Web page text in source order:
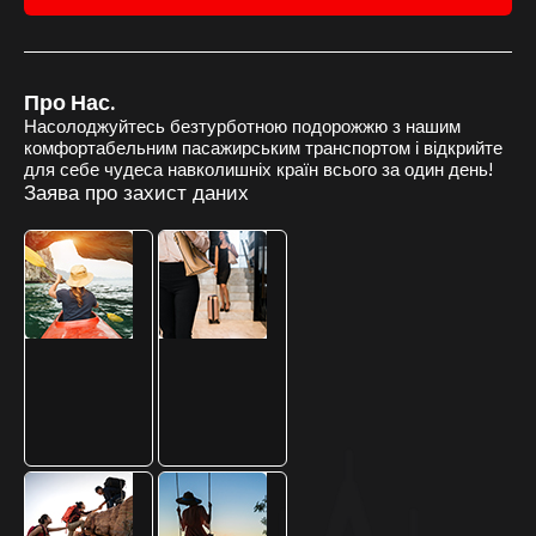
Про Нас.
Насолоджуйтесь безтурботною подорожжю з нашим
комфортабельним пасажирським транспортом і відкрийте
для себе чудеса навколишніх країн всього за один день!
Заява про захист даних